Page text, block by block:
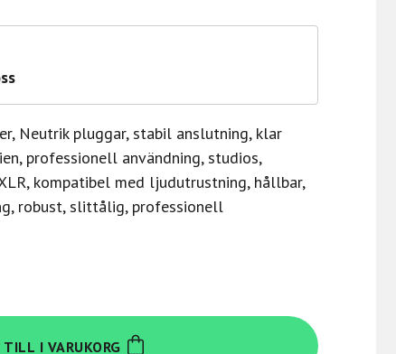
Neutrik pluggar, stabil anslutning, klar
professionell användning, studios,
kompatibel med ljudutrustning, hållbar,
robust, slittålig, professionell
I VARUKORG